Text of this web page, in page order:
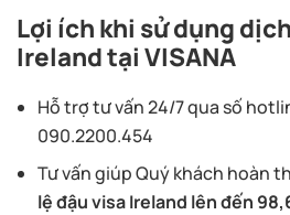
Lợi ích khi sử dụng
Ireland tại VISANA
Hỗ trợ tư vấn 24/7 qua số
090.2200.454
Tư vấn giúp Quý khách hoàn
lệ đậu visa Ireland lên đến